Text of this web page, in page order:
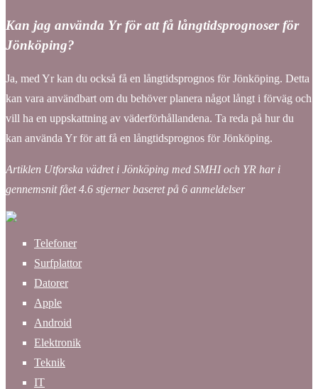
Kan jag använda Yr för att få långtidsprognoser för
Jönköping?
Ja, med Yr kan du också få en långtidsprognos för Jönköping. Detta
kan vara användbart om du behöver planera något långt i förväg och
vill ha en uppskattning av väderförhållandena. Ta reda på hur du
kan använda Yr för att få en långtidsprognos för Jönköping.
Artiklen Utforska vädret i Jönköping med SMHI och YR har i
gennemsnit fået4.6 stjerner baseret på 6 anmeldelser
Telefoner
Surfplattor
Datorer
Apple
Android
Elektronik
Teknik
IT